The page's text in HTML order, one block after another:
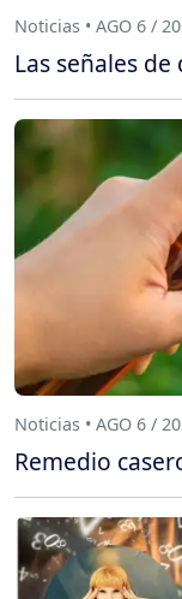
Noticias • AGO 6 /
Las señales
Noticias • AGO 6 /
Remedio